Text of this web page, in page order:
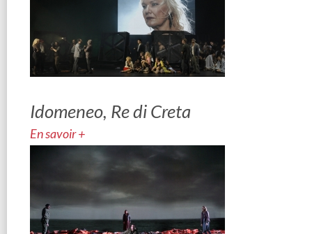
Idomeneo, Re di Creta
En savoir +